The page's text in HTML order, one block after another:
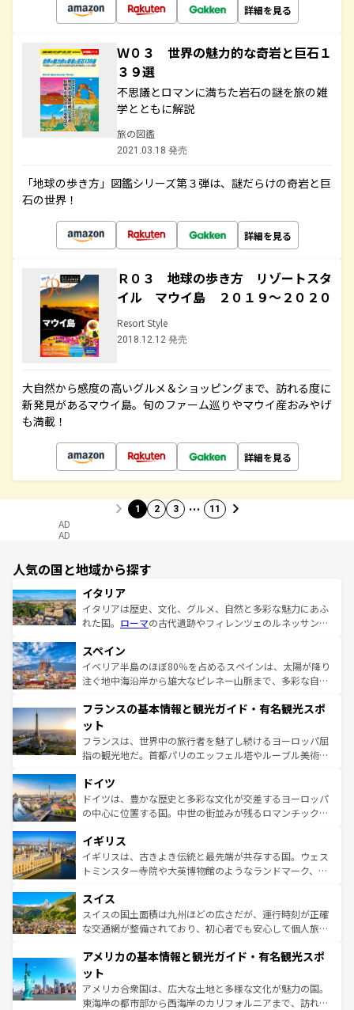
詳細を見る
Ｗ０３ 世界の魅力的な奇岩と巨石１
３９選
不思議とロマンに満ちた岩石の謎を旅の雑
学とともに解説
旅の図鑑
2021.03.18 発売
「地球の歩き方」図鑑シリーズ第３弾は、謎だらけの奇岩と巨
石の世界！
詳細を見る
Ｒ０３ 地球の歩き方 リゾートスタ
イル マウイ島 ２０１９～２０２０
Resort Style
2018.12.12 発売
大自然から感度の高いグルメ＆ショッピングまで、訪れる度に
新発見があるマウイ島。旬のファーム巡りやマウイ産おみやげ
も満載！
詳細を見る
1 2 3 … 11
AD
AD
人気の国と地域から探す
イタリア
イタリアは歴史、文化、グルメ、自然と多彩な魅力にあふ
れた国。 ローマの古代遺跡やフィレンツェのルネッサンス
ろん、トスカーナの美しい田園風景やアマルフィ海岸の絶
景など、自然景観も見逃せない。観光の合間には、本場の
ピザやパスタなど、絶品のイタリア料理を堪能することも
ませてくれるイタリアで、忘れられない旅をしてみよう！
なお、新着のイタリア情報は
しい。
スペイン
イベリア半島のほぼ80％を占めるスペインは、太陽が降り
注ぐ地中海沿岸から雄大なピレネー山脈まで、多彩な自然
文化が根付くこの国では、情熱的なフラメンコ、熱気あふ
れる闘牛、そして美味しいタパスが生活の一部となってい
る。首都マドリードの洗練された雰囲気や、バルセロナの
アートに溢れた街角から、地方では古代ローマ遺跡や中世
せる。地方によって風土や気候が異なるスペインはその個
性で訪れる人を魅了する。 なお、新着のスペイン情報は コ
ンテンツ一覧を参照してほしい。
フランスの基本情報と観光ガイド・有名観光スポ
ット
フランスは、世界中の旅行者を魅了し続けるヨーロッパ屈
指の観光地だ。首都パリのエッフェル塔やルーブル美術館
で、幅広い魅力が詰まっている。華麗な宮殿、歴史的な大
聖堂、美しいビーチ、そして豊かな自然が、訪れる者を心
から魅了する。また、フランスは美食の国としても知ら
いる。シャンパンの発祥地であるランス、プロヴァンスの
香り高いラベンダー畑など、多彩な楽しみ方が可能だ。さ
らに、パリ以外の地域にも魅力が溢れており、どの街角に
れる地方に足を運ぶとそれぞれで全く異なる文化を体験で
きるだろう。 なお、新着のフランス情報はコンテンツ一覧
を参照してほしい。
ドイツ
ドイツは、豊かな歴史と多彩な文化が交差するヨーロッパ
の中心に位置する国。中世の街並みが残るロマンチック街
顔を持つこの国は、どこを歩いても飽きることがない。ベ
ルリンの文化的活気、バイエルン州のアルプスの絶景、そ
してライン川沿いのワイン畑といった風景は必見。ビール
は、お酒好きな人にはぜひ体験してほしい。 なお、新着の
ドイツ情報はコンテンツ一覧を参照してほしい。
イギリス
イギリスは、古きよき伝統と最先端が共存する国。ウェス
トミンスター寺院や大英博物館のようなランドマーク、歴
リアごとに異なる魅力がある。また、優雅なアフタヌーン
ティー、ビール好きにはたまらない英国パブ、サッカー観
戦など、本場だからこそできる体験も豊富。イギリスを旅
ンツ一覧を参照してほしい。
スイス
スイスの国土面積は九州ほどの広さだが、運行時刻が正確
な交通網が整備されており、初心者でも安心して個人旅行
の建物がそのまま残る町や、スイスならではのユニークな
博物館もあり、アルプス観光だけでなく町歩きも満喫する
ことができる。国民の所得が高いため物価も高いが、旅行
者向けの交通パス提供のサービスもあり、うまく活用すれ
アメリカの基本情報と観光ガイド・有名観光スポ
ット
アメリカ合衆国は、広大な土地と多様な文化が魅力の国。
東海岸の都市部から西海岸のカリフォルニアまで、訪れる